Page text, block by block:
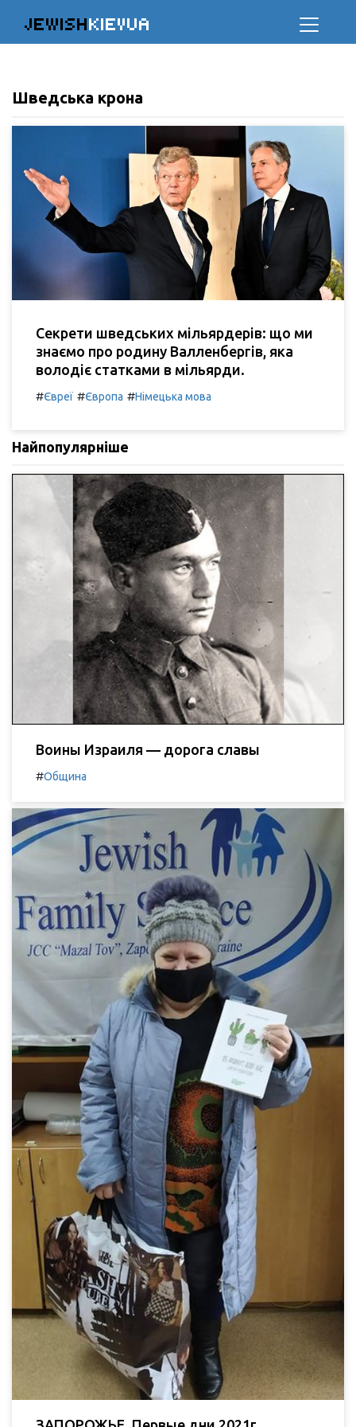
JEWISHKIEVUA
Шведська крона
Секрети шведських мільярдерів: що ми
знаємо про родину Валленбергів, яка
володіє статками в мільярди.
#Євреї #Європа #Німецька мова
Найпопулярніше
Воины Израиля — дорога славы
#Община